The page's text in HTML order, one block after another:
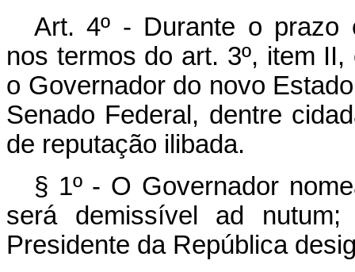
Art. 4º - Durante o prazo
nos termos do art. 3º, item
o Governador do novo
Senado Federal, dentre
de reputação ilibada.
§ 1º - O Governador
será demissível ad
Presidente da República